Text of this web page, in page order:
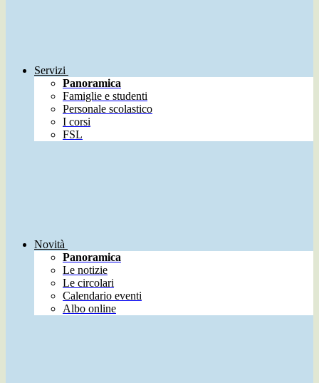
Servizi
Panoramica
Famiglie e studenti
Personale scolastico
I corsi
FSL
Novità
Panoramica
Le notizie
Le circolari
Calendario eventi
Albo online